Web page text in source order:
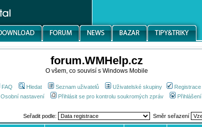
forum.WMHelp.cz
O všem, co souvisí s Windows Mobile
FAQ Hledat Seznam uživatelů Uživatelské skupiny
Registrace
Osobní nastavení
Přihlásit se pro kontrolu soukromých zpráv Přihlášení
Seřadit podle: Směr seřazení